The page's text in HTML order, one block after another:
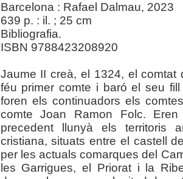
Barcelona : Rafael Dalmau, 2023
639 p. : il. ; 25 cm
Bibliografia.
ISBN 9788423208920
Jaume II creà, el 1324, el
féu primer comte i baró el seu
foren els continuadors els
comte Joan Ramon Folc.
precedent llunyà els territoris
cristiana, situats entre el castell
per les actuals comarques del
les Garrigues, el Priorat i la